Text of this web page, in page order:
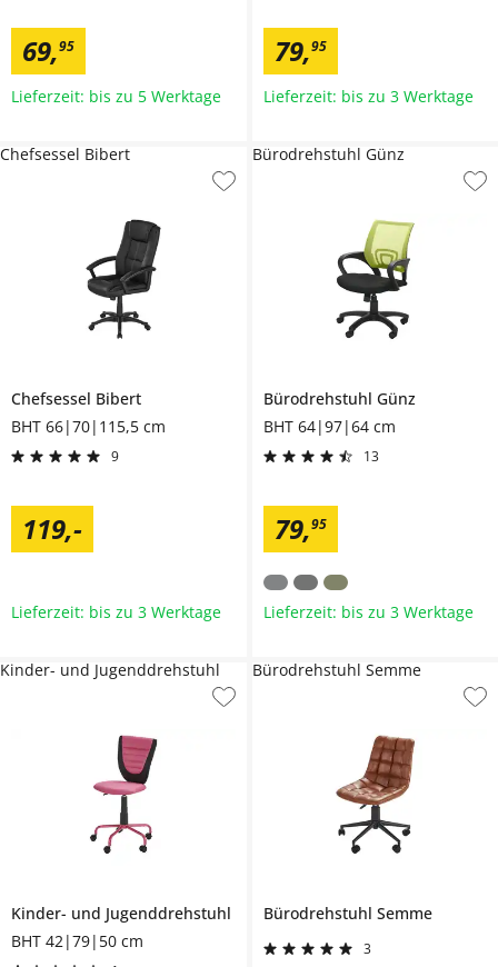
69,95
Lieferzeit: bis zu 5 Werktage
79,95
Lieferzeit: bis zu 3 Werktage
Chefsessel Bibert
BHT 66|70|115,5 cm
9
119,-
Chefsessel Bibert
Lieferzeit: bis zu 3 Werktage
Bürodrehstuhl Günz
BHT 64|97|64 cm
13
79,95
Bürodrehstuhl Günz
Lieferzeit: bis zu 3 Werktage
Kinder- und Jugenddrehstuhl
BHT 42|79|50 cm
Kinder- und Jugenddrehstuhl
Bürodrehstuhl Semme
3
Bürodrehstuhl Semme